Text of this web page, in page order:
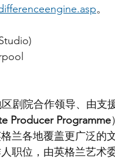
。
剧院合作领导、由支
Producer Programme
兰各地覆盖更广泛的
职位，由英格兰艺术